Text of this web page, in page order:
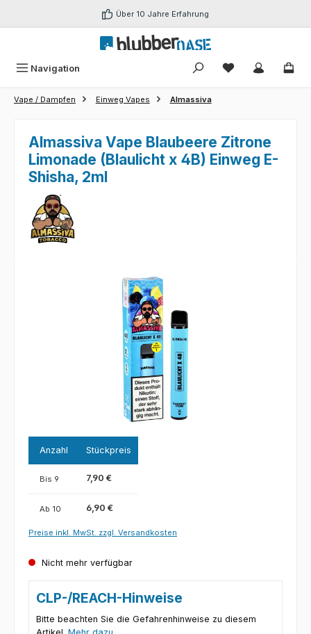
Zum Hauptinhalt springen Über 10 Jahre Erfahrung
Navigation Du hast 0
Vape / Dampfen Einweg Vapes Almassiva
Almassiva Vape Blaubeere Zitrone
Limonade (Blaulicht x 4B) Einweg E-
Shisha, 2ml
Bildergalerie überspringen
Anzahl Stückpreis
Bis 9 7,90 €
Ab 10 6,90 €
Preise inkl. MwSt. zzgl. Versandkosten
Nicht mehr verfügbar
CLP-/REACH-Hinweise
Bitte beachten Sie die Gefahrenhinweise zu diesem